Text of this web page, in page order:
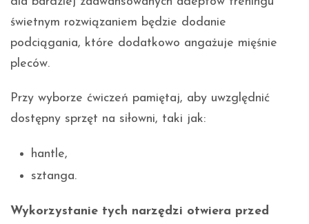
świetnym rozwiązaniem będzie dodanie
podciągania, które dodatkowo angażuje mięśnie
pleców.
Przy wyborze ćwiczeń pamiętaj, aby uwzględnić
dostępny sprzęt na siłowni, taki jak:
hantle,
sztanga.
Wykorzystanie tych narzędzi otwiera przed